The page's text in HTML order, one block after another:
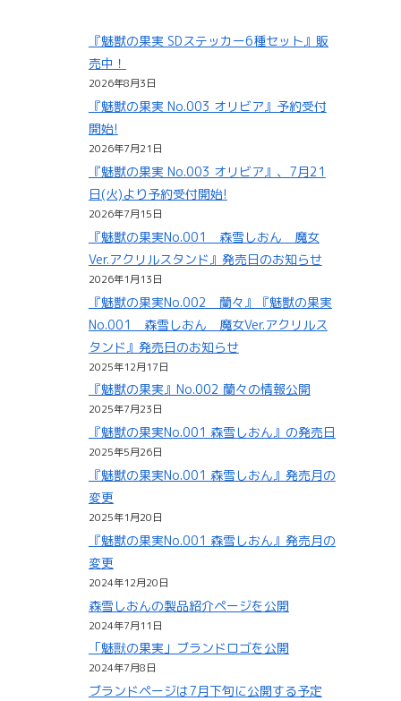
『魅獣の果実 SDステッカー6種セット』販
売中！
2026年8月3日
『魅獣の果実 No.003 オリビア』予約受付
開始!
2026年7月21日
『魅獣の果実 No.003 オリビア』、7月21
日(火)より予約受付開始!
2026年7月15日
『魅獣の果実No.001 森雪しおん 魔女
Ver.アクリルスタンド』発売日のお知らせ
2026年1月13日
『魅獣の果実No.002 蘭々』『魅獣の果実
No.001 森雪しおん 魔女Ver.アクリルス
タンド』発売日のお知らせ
2025年12月17日
『魅獣の果実』No.002 蘭々の情報公開
2025年7月23日
『魅獣の果実No.001 森雪しおん』の発売日
2025年5月26日
『魅獣の果実No.001 森雪しおん』発売月の
変更
2025年1月20日
『魅獣の果実No.001 森雪しおん』発売月の
変更
2024年12月20日
森雪しおんの製品紹介ページを公開
2024年7月11日
「魅獸の果実」ブランドロゴを公開
2024年7月8日
ブランドページは7月下旬に公開する予定